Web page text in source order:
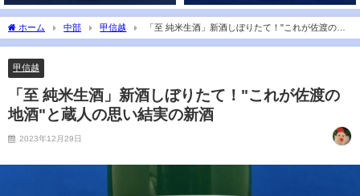
ホーム 中部 甲信越
「至 純米生酒」新酒しぼりたて！"これが佐渡の地
酒"と蔵人の思い結実の新酒
甲信越
「至 純米生酒」新酒しぼりたて！"これが佐渡の
地酒"と蔵人の思い結実の新酒
2023年12月29日